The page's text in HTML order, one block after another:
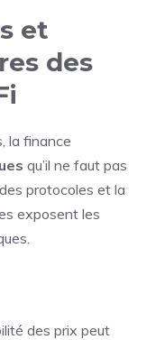
et
des
la finance
qu’il ne faut pas
protocoles et la
exposent les
des prix peut